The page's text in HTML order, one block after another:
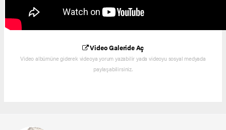
Video Galeride Aç
Video albümüne giderek videoya yorum yazabilir yada videoyu sosyal medyada
paylaşabilirsiniz.